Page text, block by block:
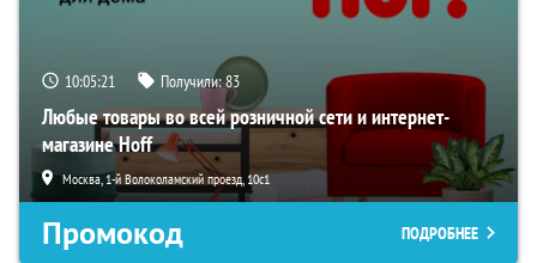
10:05:19 Получили:83
Любые товары во всей розничной сети и интернет-
магазине Hoff
Москва, 1-й Волоколамский проезд, 10с1
Промокод ПОДРОБНЕЕ